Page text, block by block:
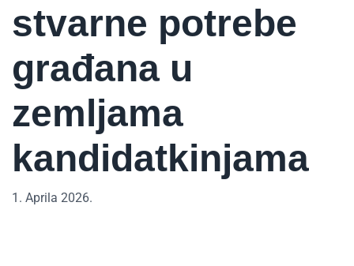
stvarne potrebe
građana u
zemljama
kandidatkinjama
1. Aprila 2026.